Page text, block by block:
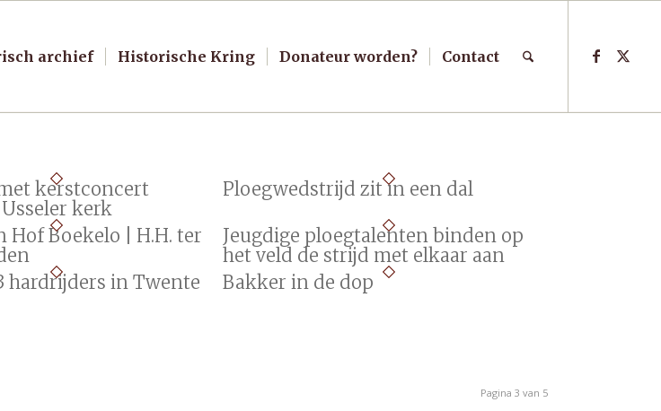
archief Historische Kring Donateur worden? Contact
kerstconcert
kerk
Ploegwedstrijd zit in een dal
Hof Boekelo | H.H. ter
Jeugdige ploegtalenten binden op
het veld de strijd met elkaar aan
hardrijders in Twente Bakker in de dop
Pagina 3 van 5